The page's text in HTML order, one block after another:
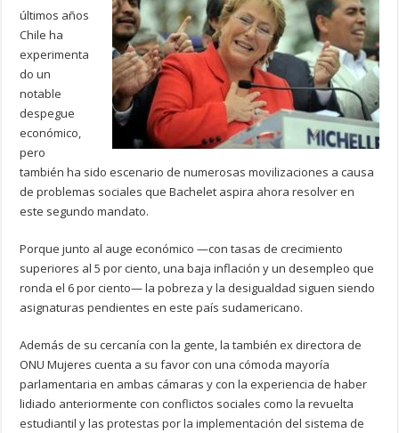
últimos años
Chile ha
experimenta
do un
notable
despegue
económico,
pero
también ha sido escenario de numerosas movilizaciones a causa
de problemas sociales que Bachelet aspira ahora resolver en
este segundo mandato.
Porque junto al auge económico —con tasas de crecimiento
superiores al 5 por ciento, una baja inflación y un desempleo que
ronda el 6 por ciento— la pobreza y la desigualdad siguen siendo
asignaturas pendientes en este país sudamericano.
Además de su cercanía con la gente, la también ex directora de
ONU Mujeres cuenta a su favor con una cómoda mayoría
parlamentaria en ambas cámaras y con la experiencia de haber
lidiado anteriormente con conflictos sociales como la revuelta
estudiantil y las protestas por la implementación del sistema de